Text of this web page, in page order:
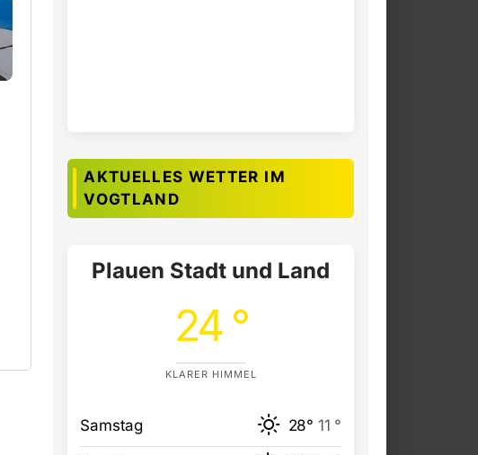
AKTUELLES WETTER IM
VOGTLAND
Plauen Stadt und Land
24 °
KLARER HIMMEL
Samstag 28° 11 °